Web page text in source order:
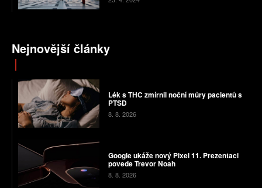
Nejnovější články
Lék s THC zmírnil noční můry pacientů s
PTSD
8. 8. 2026
Google ukáže nový Pixel 11. Prezentaci
povede Trevor Noah
8. 8. 2026